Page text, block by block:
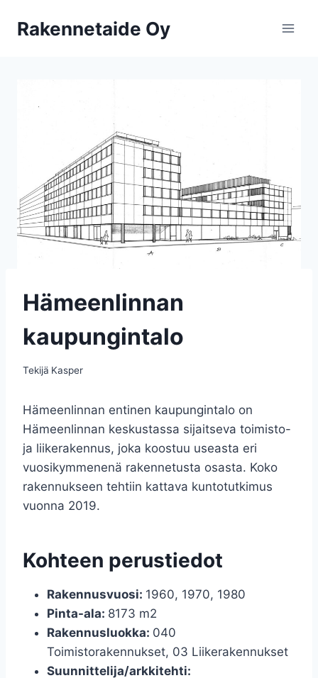
sisältöön
Rakennetaide Oy
Hämeenlinnan
kaupungintalo
Tekijä Kasper
Hämeenlinnan entinen kaupungintalo on
Hämeenlinnan keskustassa sijaitseva toimisto-
ja liikerakennus, joka koostuu useasta eri
vuosikymmenenä rakennetusta osasta. Koko
rakennukseen tehtiin kattava kuntotutkimus
vuonna 2019.
Kohteen perustiedot
Rakennusvuosi: 1960, 1970, 1980
Pinta-ala: 8173 m2
Rakennusluokka: 040
Toimistorakennukset, 03 Liikerakennukset
Suunnittelija/arkkitehti: